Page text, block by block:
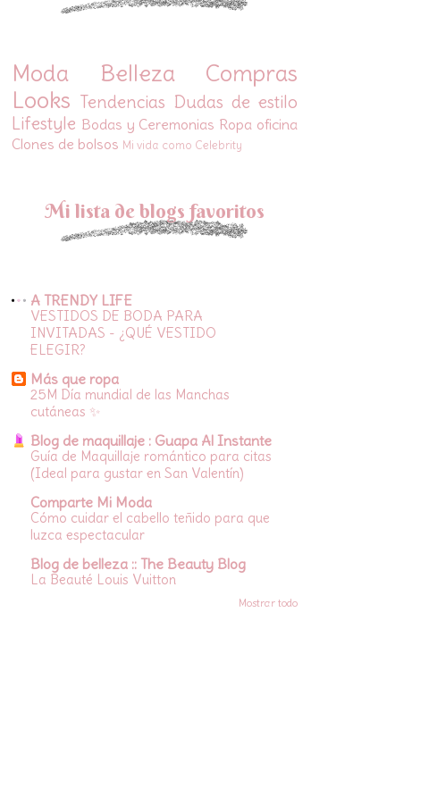
Moda Belleza
Compras
Looks Tendencias Dudas de estilo
Lifestyle Bodas y Ceremonias Ropa oficina
Clones de bolsos Mi vida como Celebrity
Mi lista de blogs favoritos
A TRENDY LIFE
VESTIDOS DE BODA PARA
INVITADAS - ¿QUÉ VESTIDO
ELEGIR?
Más que ropa
25M Día mundial de las Manchas
cutáneas ✨
Blog de maquillaje : Guapa Al Instante
Guía de Maquillaje romántico para citas
(Ideal para gustar en San Valentín)
Comparte Mi Moda
Cómo cuidar el cabello teñido para que
luzca espectacular
Blog de belleza :: The Beauty Blog
La Beauté Louis Vuitton
Mostrar todo